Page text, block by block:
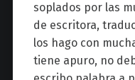
soplados por las
de escritora,
los hago con
tiene apuro, no